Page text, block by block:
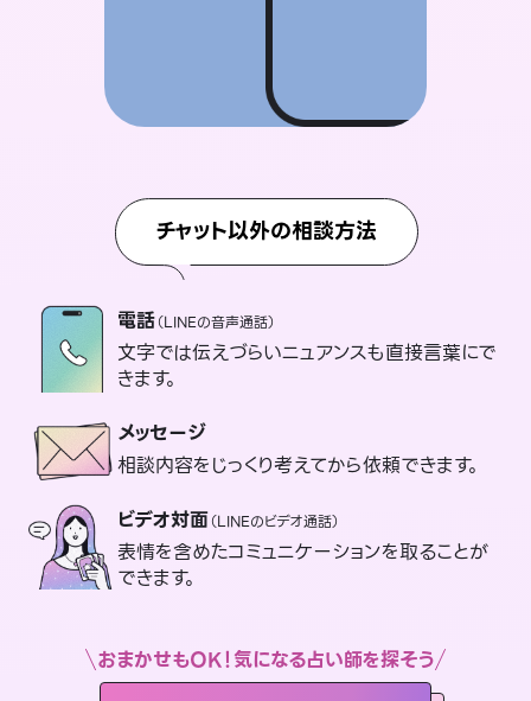
チャット以外の相談方法
電話（LINEの音声通話）
文字では伝えづらいニュアンスも直接言葉にで
きます。
メッセージ
相談内容をじっくり考えてから依頼できます。
ビデオ対面（LINEのビデオ通話）
表情を含めたコミュニケーションを取ることが
できます。
おまかせもOK！気になる占い師を探そう